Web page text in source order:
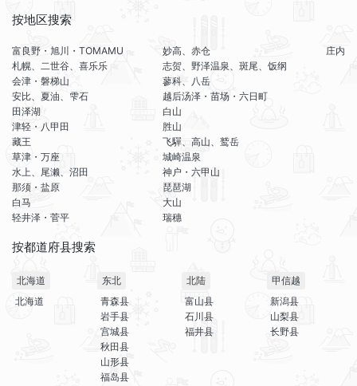
按地区搜索
富良野・旭川・TOMAMU
札幌、二世谷、喜乐乐
会津・磐梯山
安比、夏油、雫石
田泽湖
津轻・八甲田
藏王
草津・万座
水上、尾濑、沼田
那须・盐原
白马
轻井泽・菅平
妙高、赤仓
志贺、野泽温泉、斑尾、饭纲
蓼科、八岳
越后汤泽・苗场・六日町
白山
胜山
飞驒、高山、鹫岳
城崎温泉
神户・六甲山
琵琶湖
大山
瑞穗
庄内
按都道府县搜索
北海道
北海道
东北
青森县
岩手县
宫城县
秋田县
山形县
福岛县
北陆
富山县
石川县
福井县
甲信越
新潟县
山梨县
长野县